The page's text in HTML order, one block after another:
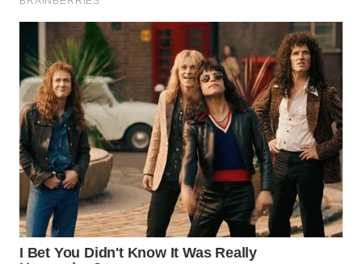
KALSEL
WN
KALTIM
WN
SULSEL
WN
GORONTALO
WN